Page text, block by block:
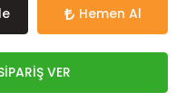
Hemen Al
VER